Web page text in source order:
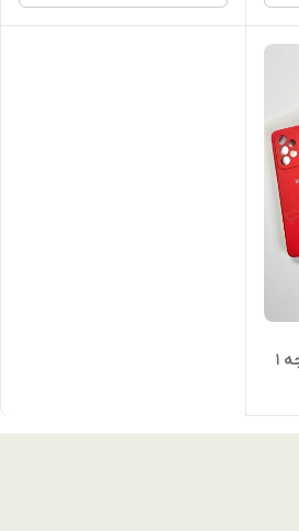
سامسونگ A53 | کیفیت درجه ۱